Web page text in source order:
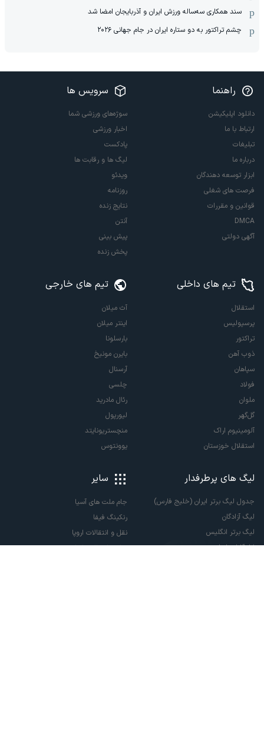
سند همکاری سه‌ساله‌ ‌ورزش ایران و آذربایجان امضا شد
چشم تراکتور به دو ستاره ایران در جام جهانی ۲۰۲۶
راهنما
دانلود اپلیکیشن
ارتباط با ما
تبلیغات
درباره ما
ابزار توسعه دهندگان
فرصت های شغلی
قوانین و مقررات
DMCA
آگهی دولتی
سرویس ها
سوژه‌های ورزشی شما
اخبار ورزشی
پادکست
لیگ ها و رقابت ها
ویدئو
روزنامه
نتایج زنده
آنتن
پیش بینی
پخش زنده
تیم های داخلی
استقلال
پرسپولیس
تراکتور
ذوب آهن
سپاهان
فولاد
ملوان
گل‌گهر
آلومینیوم اراک
استقلال خوزستان
تیم های خارجی
آث میلان
اینتر میلان
بارسلونا
بایرن مونیخ
آرسنال
چلسی
رئال مادرید
لیورپول
منچستریونایتد
یوونتوس
لیگ های پرطرفدار
جدول لیگ برتر ایران (خلیج فارس)
لیگ آزادگان
لیگ برتر انگلیس
لالیگا اسپانیا
سایر
جام ملت های آسیا
رنکینگ فیفا
نقل و انتقالات اروپا
نقل و انتقالات ایران